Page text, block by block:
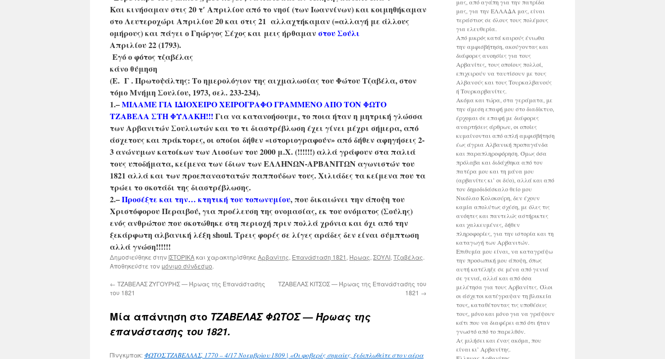
Και κινήσαμαν στις 20 τʹ Απριλίου από το νησί (των Ιωαννίνων) και κοιμηθήκαμαν
στο Λευτεροχώρι Απριλίου 20και στις 21 αλλαχτήκαμαν (=αλλαγή με άλλους
ομήρους) και πάγει ο Γηώργος Σέχος και μεις ήρθαμαν στου Σούλι
Απριλίου 22(1793).
Εγό ο φότος τζαβέλας
κάνο θύμηση
(Ε. Γ . Πρωτοψάλτης: Το ημερολόγιον της αιχμαλωσίας του Φώτου Τζαβέλα,στον
τόμο Μνήμη Σουλίου, 1973, σελ. 233‐234).
1.–ΜΙΛΑΜΕ ΓΙΑ ΙΔΙΟΧΕΙΡΟ ΧΕΙΡΟΓΡΑΦΟ ΓΡΑΜΜΕΝΟ ΑΠΟ ΤΟΝ ΦΩΤΟ
ΤΖΑΒΕΛΑ ΣΤΗ ΦΥΛΑΚΗ!!! Για να κατανοήσουμε, το ποια ήταν η μητρική γλώσσα
των Αρβανιτών Σουλιωτών και το τι διαστρέβλωση έχει γίνει μέχρι σήμερα, από
άσχετους και πράκτορες, οι οποίοι δήθεν «ιστοριογραφούν» από δήθεν αφηγήσεις 2-
3 ανώνυμων κατοίκων των Λιοσίων του 2000 μ.Χ. (!!!!!!) αλλά γράφουν στα παλιά
τους υποδήματα, κείμενα των ίδιων των ΕΛΛΗΝΩΝ-ΑΡΒΑΝΙΤΩΝ αγωνιστών του
1821 αλλά και των προεπαναστατών παππούδων τους. Χιλιάδες τα κείμενα που τα
τρώει το σκοτάδι της διαστρέβλωσης.
2.–Προσέξτε και την… κτητική του τοπωνυμίου, που δικαιώνει την άποψη του
Χριστόφορου Περαιβού, για προέλευση της ονομασίας, εκ του ονόματος (Σούλης)
ενός ανθρώπου που σκοτώθηκε στη περιοχή πριν πολλά χρόνια και όχι από την
ξεκάρφωτη αλβανική λέξη shoul. Τρεις φορές σε λίγες αράδες δεν είναι σύμπτωση
αλλά γνώση!!!!!!
Δημοσιεύθηκε στην ΙΣΤΟΡΙΚΑκαι χαρακτηρίσθηκε Αρβανίτης, Επανάσταση 1821 , Ήρωας, ΣΟΥΛΙ, Τζαβέλας.
Αποθηκεύστε τον μόνιμο σύνδεσμο.
← ΤΖΑΒΕΛΑΣ ΖΥΓΟΥΡΗΣ — Ήρωας της Επανάστασης
του 1821
ΤΖΑΒΕΛΑΣ ΚΙΤΣΟΣ — Ήρωας της Επανάστασης του
1821 →
Μία απάντηση στο ΤΖΑΒΕΛΑΣ ΦΩΤΟΣ — Ήρωας της
επανάστασης του 1821.
Πίνγκμπακ: ΦΩΤΟΣ ΤΖΑΒΕΛΛΑΣ, 1770 – 4/17 Νοεμβρίου 1809 | «Οι φοβερές σημαίες, ξεδιπλωθείτε στον αέρα
μας, από αγάπη για την πατρίδα
μας, για την ΕΛΛΑΔΑ μας, είναι
τεράστιος σε όλους τους πολέμους
για ελευθερία.
Από μικρός κατά καιρούς ένιωθα
την αμφισβήτηση, ακούγοντας και
διάφορες ανοησίες για τους
Αρβανίτες, τους οποίους πολλοί,
επιχειρούν να ταυτίσουν με τους
Αλβανούς και τους Τουρκαλβανούς
ή Τουρκαρβανίτες.
Ακόμα και τώρα, στα γεράματα, με
την άμεση επαφή μου στο διαδίκτυο,
έρχομαι σε επαφή με διάφορες
αναρτήσεις άρθρων, οι οποίες
κυμαίνονται από απλή αμφισβήτηση
έως άγρια Αλβανική προπαγάνδα
και παραπληροφόρηση. Όμως όσα
πρόλαβα και διδάχθηκα από τον
πατέρα μου και τη μάνα μου
(αρβανίτες κι’ οι δύο), αλλά και από
τον δημοδιδάσκαλο θείο μου
Νικόλαο Κολοκούρη, δεν έχουν
καμία απολύτως σχέση, με όλες τις
ανόητες και παντελώς αστήρικτες
και χαλκευμένες, δήθεν
πληροφορίες, για την ιστορία και τη
καταγωγή των Αρβανιτών.
Επιθυμία μου είναι, να καταγράψω
την προσωπική μου άποψη, όπως
αυτή κατέληξε σε μένα από γενιά
σε γενιά, αλλά και από όσα
μελέτησα για τους Αρβανίτες. Όλοι
οι άσχετοι κατέγραψαν τη βλακεία
τους, καταθέτοντας τις υποθέσεις
τους, μόνο και μόνο για να γράψουν
κάτι που να διαφέρει από ότι ήταν
γνωστό από το παρελθόν.
Ας μιλήσει και ένας ακόμα, που
είναι κι’ Αρβανίτης.